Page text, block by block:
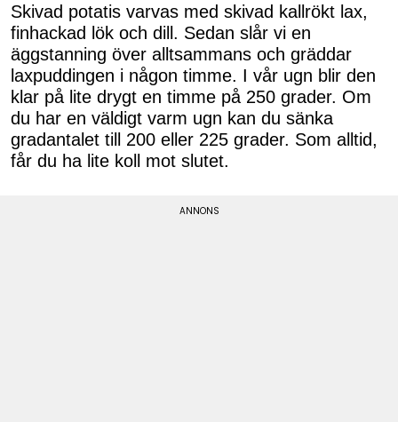
Skivad potatis varvas med skivad kallrökt lax,
finhackad lök och dill. Sedan slår vi en
äggstanning över alltsammans och gräddar
laxpuddingen i någon timme. I vår ugn blir den
klar på lite drygt en timme på 250 grader. Om
du har en väldigt varm ugn kan du sänka
gradantalet till 200 eller 225 grader. Som alltid,
får du ha lite koll mot slutet.